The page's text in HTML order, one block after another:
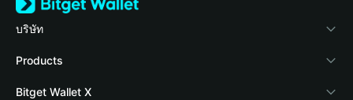
บริษัท
เกี่ยวกับ Bitget Wallet
Blog
Products
Crypto Card
Bitget Wallet X